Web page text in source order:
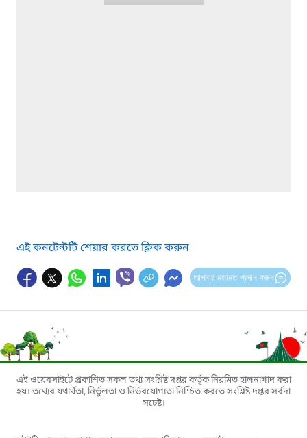
এই কনটেন্টটি শেয়ার করতে ক্লিক করুন
আপনার মতামত প্রদান করুন
এই ওয়েবসাইটে প্রকাশিত সকল তথ্য সংশ্লিষ্ট দপ্তর কর্তৃক নিয়মিত হালনাগাদ করা
হয়। তথ্যের যথার্থতা, নির্ভুলতা ও নির্ভরযোগ্যতা নিশ্চিত করতে সংশ্লিষ্ট দপ্তর সর্বদা
সচেষ্ট।